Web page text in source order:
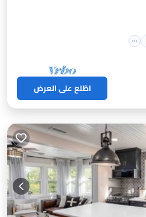
اطّلع على العرض